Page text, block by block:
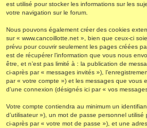
est utilisé pour stocker les informations sur les
votre navigation sur le forum.
Nous pouvons également créer des cookies
sur « www.cancoillotte.net », bien que ceux-ci
prévu pour couvrir seulement les pages créées
est de récupérer l’information que vous nous
être, et n’est pas limité à : la publication de
ci-après par « messages invités »),
par « votre compte ») et les messages que vous
d’une connexion (désignés ici par « vos
Votre compte contiendra au minimum un
d’utilisateur »), un mot de passe personnel
ci-après par « votre mot de passe »), et une